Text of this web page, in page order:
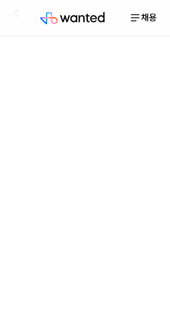
채용